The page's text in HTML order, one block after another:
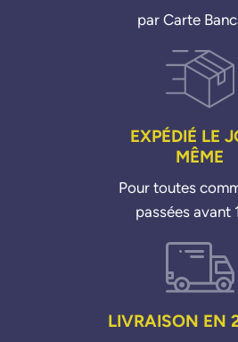
par Carte
EXPÉDIÉ LE
MÊME
Pour toutes
passées avant
LIVRAISON EN